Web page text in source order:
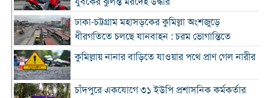
ঢাকা-চট্টগ্রাম মহাসড়কের কুমিল্লা অংশজুড়ে
ধীরগতিতে চলছে যানবাহন : চরম ভোগান্তিতে
কুমিল্লায় নানার বাড়িতে যাওয়ার পথে প্রাণ গেল নারীর
চাঁদপুরে একযোগে ৩১ ইউপি প্রশাসনিক কর্মকর্তার